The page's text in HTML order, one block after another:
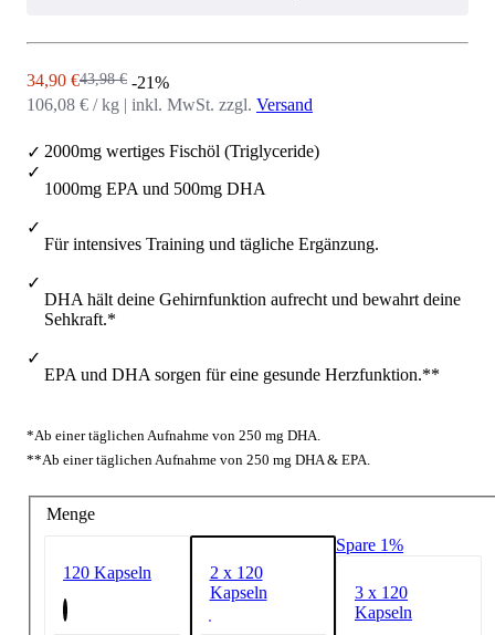
Angebot
34,90 €Regulärer Preis
43,98 € -21%
106,08 € / kg | inkl. MwSt. zzgl. Versand
2000mg wertiges Fischöl (Triglyceride)
1000mg EPA und 500mg DHA
Für intensives Training und tägliche Ergänzung.
DHA hält deine Gehirnfunktion aufrecht und bewahrt deine
Sehkraft.*
EPA und DHA sorgen für eine gesunde Herzfunktion.**
*Ab einer täglichen Aufnahme von 250 mg DHA.
**Ab einer täglichen Aufnahme von 250 mg DHA & EPA.
Menge
120 Kapseln
2 x 120
Kapseln
Spare 1%
3 x 120
Kapseln